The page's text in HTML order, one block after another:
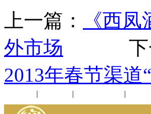
上一篇：
《西
外市场 下一
2013年春节渠道
| | |